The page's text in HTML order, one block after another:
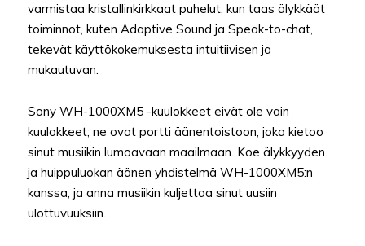
varmistaa kristallinkirkkaat puhelut, kun taas älykkäät
toiminnot, kuten Adaptive Sound ja Speak-to-chat,
tekevät käyttökokemuksesta intuitiivisen ja
mukautuvan.
Sony WH-1000XM5 -kuulokkeet eivät ole vain
kuulokkeet; ne ovat portti äänentoistoon, joka kietoo
sinut musiikin lumoavaan maailmaan. Koe älykkyyden
ja huippuluokan äänen yhdistelmä WH-1000XM5:n
kanssa, ja anna musiikin kuljettaa sinut uusiin
ulottuvuuksiin.